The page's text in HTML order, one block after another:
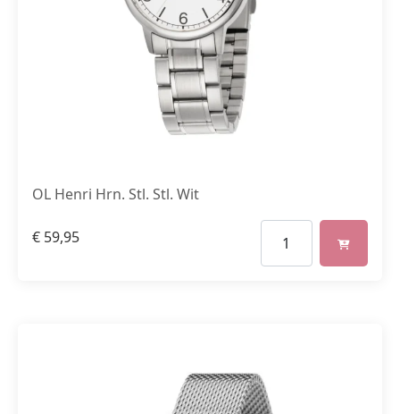
OL Henri Hrn. Stl. Stl. Wit
€ 59,95